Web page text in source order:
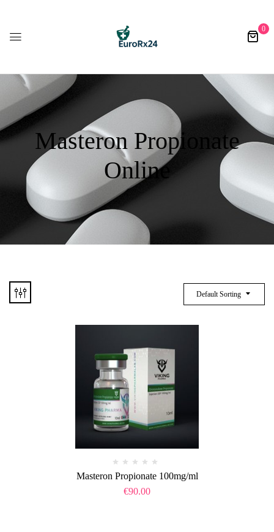
0
Masteron Propionate
Online
Default Sorting
Masteron Propionate 100mg/ml
€90.00